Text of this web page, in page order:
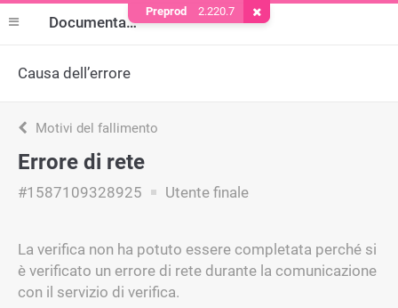
Documentazione
Causa dell’errore
Motivi del fallimento
Errore di rete
#1587109328925 Utente finale
La verifica non ha potuto essere completata perché si
è verificato un errore di rete durante la comunicazione
con il servizio di verifica.
Preprod 2.220.7 Rimuovere il cookie